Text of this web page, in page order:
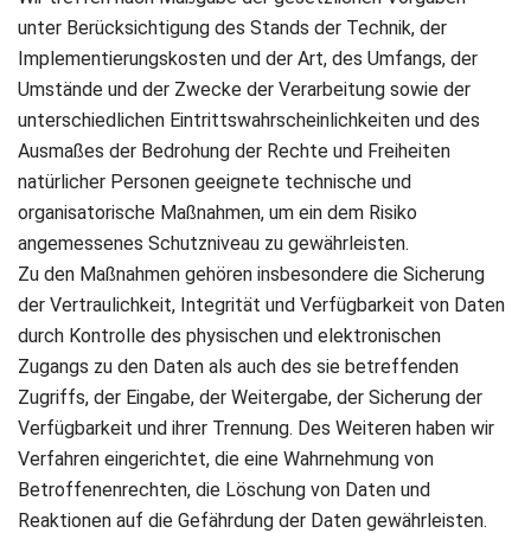
unter Berücksichtigung des Stands der Technik, der
Implementierungskosten und der Art, des Umfangs, der
Umstände und der Zwecke der Verarbeitung sowie der
unterschiedlichen Eintrittswahrscheinlichkeiten und des
Ausmaßes der Bedrohung der Rechte und Freiheiten
natürlicher Personen geeignete technische und
organisatorische Maßnahmen, um ein dem Risiko
angemessenes Schutzniveau zu gewährleisten.
Zu den Maßnahmen gehören insbesondere die Sicherung
der Vertraulichkeit, Integrität und Verfügbarkeit von Daten
durch Kontrolle des physischen und elektronischen
Zugangs zu den Daten als auch des sie betreffenden
Zugriffs, der Eingabe, der Weitergabe, der Sicherung der
Verfügbarkeit und ihrer Trennung. Des Weiteren haben wir
Verfahren eingerichtet, die eine Wahrnehmung von
Betroffenenrechten, die Löschung von Daten und
Reaktionen auf die Gefährdung der Daten gewährleisten.